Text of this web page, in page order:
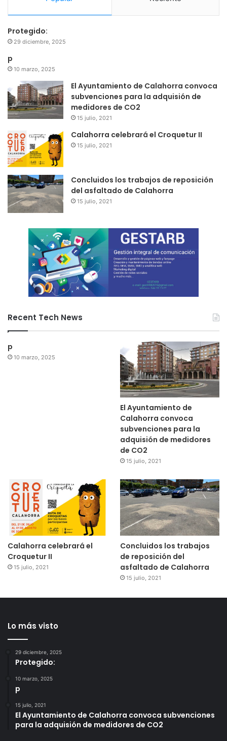
Protegido:
29 diciembre, 2025
p
10 marzo, 2025
El Ayuntamiento de Calahorra convoca
subvenciones para la adquisión de
medidores de CO2
15 julio, 2021
Calahorra celebrará el Croquetur II
15 julio, 2021
Concluidos los trabajos de reposición
del asfaltado de Calahorra
15 julio, 2021
Recent Tech News
p
10 marzo, 2025
El Ayuntamiento de
Calahorra convoca
subvenciones para la
adquisión de medidores
de CO2
15 julio, 2021
Calahorra celebrará el
Croquetur II
15 julio, 2021
Concluidos los trabajos
de reposición del
asfaltado de Calahorra
15 julio, 2021
Lo más visto
29 diciembre, 2025
Protegido:
10 marzo, 2025
p
15 julio, 2021
El Ayuntamiento de Calahorra convoca subvenciones
para la adquisión de medidores de CO2